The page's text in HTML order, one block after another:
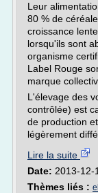
Leur
80 % de
croissance
lorsqu'ils sont
organisme
Label Rouge
marque
L'élevage des
contrôlée) est
de production
légèrement
Lire la suite
Date: 2013-12-
Thèmes liés :